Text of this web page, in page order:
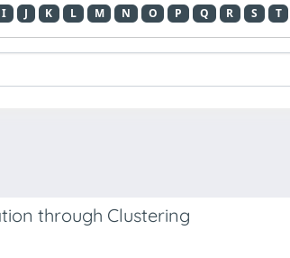
I J K L M N O P Q R S T
through Clustering